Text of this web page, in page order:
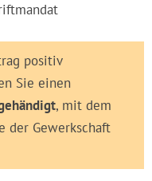
positiv
Sie einen
, mit dem
der Gewerkschaft